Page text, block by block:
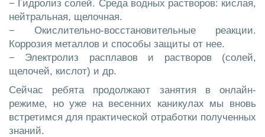
− Гидролиз солей. Среда водных растворов: кислая,
нейтральная, щелочная.
− Окислительно-восстановительные реакции.
Коррозия металлов и способы защиты от нее.
− Электролиз расплавов и растворов (солей,
щелочей, кислот) и др.
Сейчас ребята продолжают занятия в онлайн-
режиме, но уже на весенних каникулах мы вновь
встретимся для практической отработки полученных
знаний.